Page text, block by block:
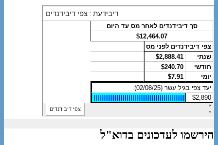
הירשמו לעדכונים בדוא"ל